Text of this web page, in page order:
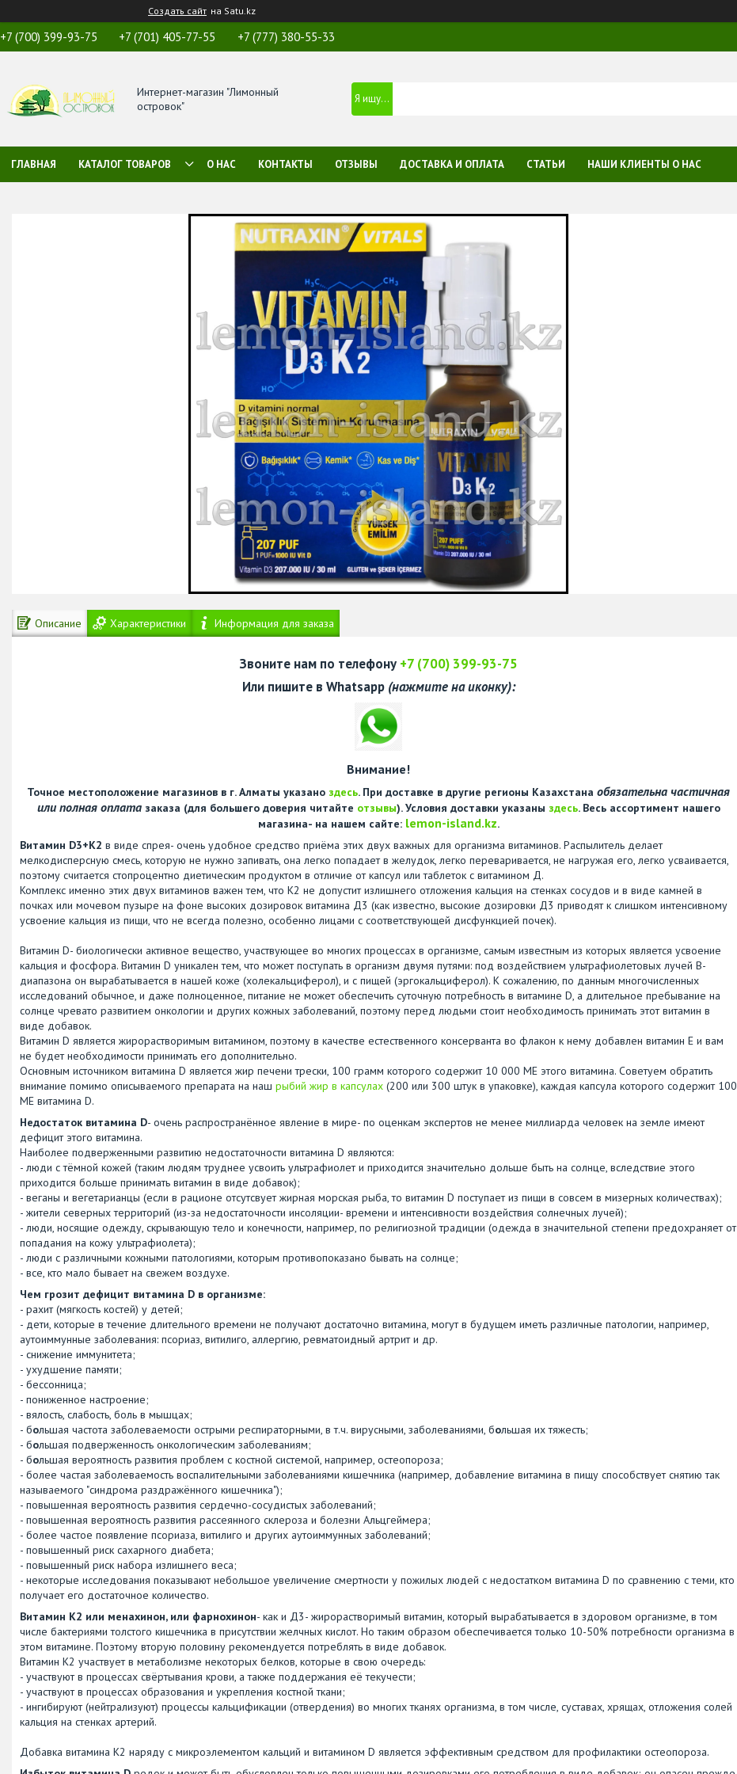
Создать сайт на Satu.kz
+7 (700) 399-93-75 +7 (701) 405-77-55 +7 (777) 380-55-33
Интернет-магазин "Лимонный
островок"
ГЛАВНАЯ КАТАЛОГ ТОВАРОВ О НАС КОНТАКТЫ ОТЗЫВЫ ДОСТАВКА И ОПЛАТА СТАТЬИ НАШИ КЛИЕНТЫ О НАС
Описание Характеристики Информация для заказа
Звоните нам по телефону +7 (700) 399-93-75
Или пишите в Whatsapp (нажмите на иконку):
Внимание!
Точное местоположение магазинов в г. Алматы указано здесь. При доставке в другие регионы Казахстана обязательна частичная
или полная оплатазаказа (для большего доверия читайте отзывы). Условия доставки указаны здесь. Весь ассортимент нашего
магазина- на нашем сайте: lemon-island.kz.
Витамин D3+К2 в виде спрея- очень удобное средство приёма этих двух важных для организма витаминов. Распылитель делает
мелкодисперсную смесь, которую не нужно запивать, она легко попадает в желудок, легко переваривается, не нагружая его, легко усваивается,
поэтому считается стопроцентно диетическим продуктом в отличие от капсул или таблеток с витамином Д.
Комплекс именно этих двух витаминов важен тем, что К2 не допустит излишнего отложения кальция на стенках сосудов и в виде камней в
почках или мочевом пузыре на фоне высоких дозировок витамина Д3 (как известно, высокие дозировки Д3 приводят к слишком интенсивному
усвоение кальция из пищи, что не всегда полезно, особенно лицами с соответствующей дисфункцией почек).
Витамин D- биологически активное вещество, участвующее во многих процессах в организме, самым известным из которых является усвоение
кальция и фосфора. Витамин D уникален тем, что может поступать в организм двумя путями: под воздействием ультрафиолетовых лучей В-
диапазона он вырабатывается в нашей коже (холекальциферол), и с пищей (эргокальциферол). К сожалению, по данным многочисленных
исследований обычное, и даже полноценное, питание не может обеспечить суточную потребность в витамине D, а длительное пребывание на
солнце чревато развитием онкологии и других кожных заболеваний, поэтому перед людьми стоит необходимость принимать этот витамин в
виде добавок.
Витамин D является жирорастворимым витамином, поэтому в качестве естественного консерванта во флакон к нему добавлен витамин Е и вам
не будет необходимости принимать его дополнительно.
Основным источником витамина D является жир печени трески, 100 грамм которого содержит 10 000 МЕ этого витамина. Советуем обратить
внимание помимо описываемого препарата на наш рыбий жир в капсулах (200 или 300 штук в упаковке), каждая капсула которого содержит 100
МЕ витамина D.
Недостаток витамина D- очень распространённое явление в мире- по оценкам экспертов не менее миллиарда человек на земле имеют
дефицит этого витамина.
Наиболее подверженными развитию недостаточности витамина D являются:
- люди с тёмной кожей (таким людям труднее усвоить ультрафиолет и приходится значительно дольше быть на солнце, вследствие этого
приходится больше принимать витамин в виде добавок);
- веганы и вегетарианцы (если в рационе отсутсвует жирная морская рыба, то витамин D поступает из пищи в совсем в мизерных количествах);
- жители северных территорий (из-за недостаточности инсоляции- времени и интенсивности воздействия солнечных лучей);
- люди, носящие одежду, скрывающую тело и конечности, например, по религиозной традиции (одежда в значительной степени предохраняет от
попадания на кожу ультрафиолета);
- люди с различными кожными патологиями, которым противопоказано бывать на солнце;
- все, кто мало бывает на свежем воздухе.
Чем грозит дефицит витамина D в организме:
- рахит (мягкость костей) у детей;
- дети, которые в течение длительного времени не получают достаточно витамина, могут в будущем иметь различные патологии, например,
аутоиммунные заболевания: псориаз, витилиго, аллергию, ревматоидный артрит и др.
- снижение иммунитета;
- ухудшение памяти;
- бессонница;
- пониженное настроение;
- вялость, слабость, боль в мышцах;
- большая частота заболеваемости острыми респираторными, в т.ч. вирусными, заболеваниями, большая их тяжесть;
- большая подверженность онкологическим заболеваниям;
- большая вероятность развития проблем с костной системой, например, остеопороза;
- более частая заболеваемость воспалительными заболеваниями кишечника (например, добавление витамина в пищу способствует снятию так
называемого "синдрома раздражённого кишечника");
- повышенная вероятность развития сердечно-сосудистых заболеваний;
- повышенная вероятность развития рассеянного склероза и болезни Альцгеймера;
- более частое появление псориаза, витилиго и других аутоиммунных заболеваний;
- повышенный риск сахарного диабета;
- повышенный риск набора излишнего веса;
- некоторые исследования показывают небольшое увеличение смертности у пожилых людей с недостатком витамина D по сравнению с теми, кто
получает его достаточное количество.
Витамин К2 или менахинон, или фарнохинон- как и Д3- жирорастворимый витамин, который вырабатывается в здоровом организме, в том
числе бактериями толстого кишечника в присутствии желчных кислот. Но таким образом обеспечивается только 10-50% потребности организма в
этом витамине. Поэтому вторую половину рекомендуется потреблять в виде добавок.
Витамин К2 участвует в метаболизме некоторых белков, которые в свою очередь:
- участвуют в процессах свёртывания крови, а также поддержания её текучести;
- участвуют в процессах образования и укрепления костной ткани;
- ингибируют (нейтрализуют) процессы кальцификации (отвердения) во многих тканях организма, в том числе, суставах, хрящах, отложения солей
кальция на стенках артерий.
Добавка витамина К2 наряду с микроэлементом кальций и витамином D является эффективным средством для профилактики остеопороза.